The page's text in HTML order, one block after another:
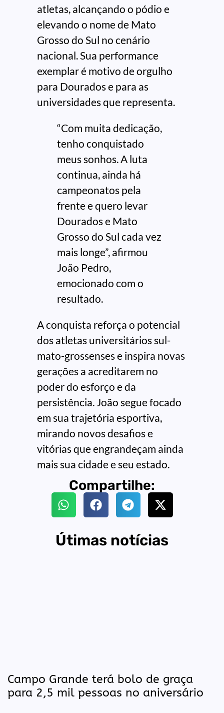
atletas, alcançando o pódio e
elevando o nome de Mato
Grosso do Sul no cenário
nacional. Sua performance
exemplar é motivo de orgulho
para Dourados e para as
universidades que representa.
“Com muita dedicação,
tenho conquistado
meus sonhos. A luta
continua, ainda há
campeonatos pela
frente e quero levar
Dourados e Mato
Grosso do Sul cada vez
mais longe”, afirmou
João Pedro,
emocionado com o
resultado.
A conquista reforça o potencial
dos atletas universitários sul-
mato-grossenses e inspira novas
gerações a acreditarem no
poder do esforço e da
persistência. João segue focado
em sua trajetória esportiva,
mirando novos desafios e
vitórias que engrandeçam ainda
mais sua cidade e seu estado.
Compartilhe:
Útimas notícias
Campo Grande terá bolo de graça
para 2,5 mil pessoas no aniversário